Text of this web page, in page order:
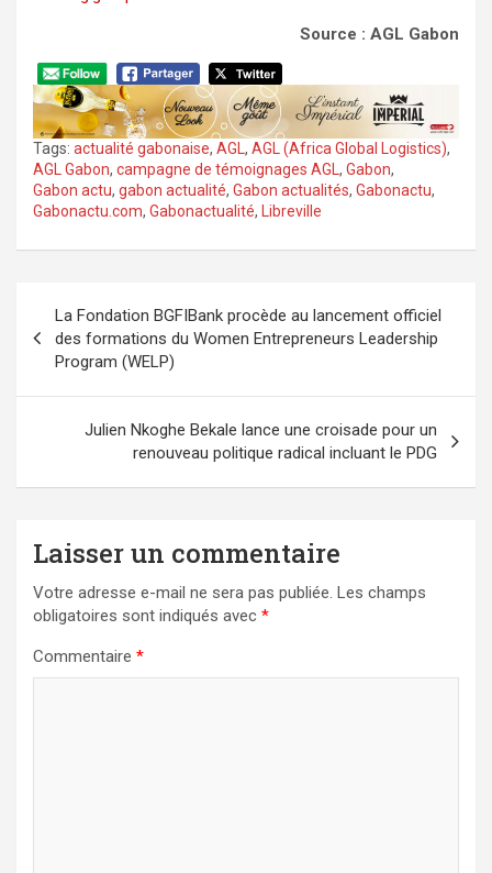
Source : AGL Gabon
Tags: actualité gabonaise, AGL , AGL (Africa Global Logistics),
AGL Gabon, campagne de témoignages AGL , Gabon,
Gabon actu, gabon actualité, Gabon actualités, Gabonactu,
Gabonactu.com, Gabonactualité, Libreville
de
l’article
La Fondation BGFIBank procède au lancement officiel
des formations du Women Entrepreneurs Leadership
Program (WELP)
Julien Nkoghe Bekale lance une croisade pour un
renouveau politique radical incluant le PDG
Laisser un commentaire
Votre adresse e-mail ne sera pas publiée. Les champs
obligatoires sont indiqués avec *
Commentaire *